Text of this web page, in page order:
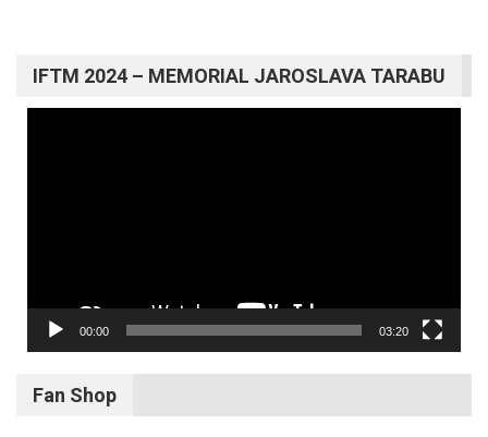
IFTM 2024 – MEMORIAL JAROSLAVA TARABU
00:00 03:20
Fan Shop